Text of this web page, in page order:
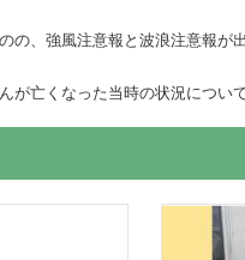
の、強風注意報と波浪注意報が
が亡くなった当時の状況につい